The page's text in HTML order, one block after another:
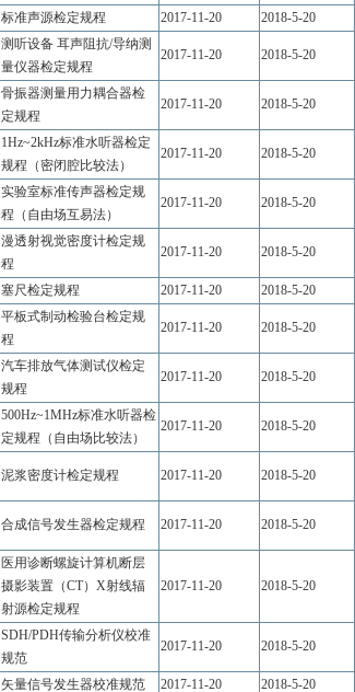
标准声源检定规程 2017-11-20 2018-5-20
测听设备 耳声阻抗/导纳测
量仪器检定规程
2017-11-20 2018-5-20
骨振器测量用力耦合器检
定规程
2017-11-20 2018-5-20
1Hz~2kHz标准水听器检定
规程（密闭腔比较法）
2017-11-20 2018-5-20
实验室标准传声器检定规
程（自由场互易法）
2017-11-20 2018-5-20
漫透射视觉密度计检定规
程
2017-11-20 2018-5-20
塞尺检定规程 2017-11-20 2018-5-20
平板式制动检验台检定规
程
2017-11-20 2018-5-20
汽车排放气体测试仪检定
规程
2017-11-20 2018-5-20
500Hz~1MHz标准水听器检
定规程（自由场比较法）
2017-11-20 2018-5-20
泥浆密度计检定规程 2017-11-20 2018-5-20
合成信号发生器检定规程 2017-11-20 2018-5-20
医用诊断螺旋计算机断层
摄影装置（CT）X射线辐
射源检定规程
2017-11-20 2018-5-20
SDH/PDH传输分析仪校准
规范
2017-11-20 2018-5-20
矢量信号发生器校准规范 2017-11-20 2018-5-20